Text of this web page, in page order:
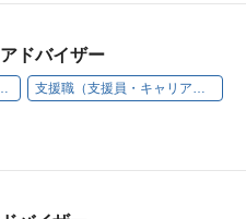
ドバイザー
・久留米・小倉・うきは） 支援職（支援員・キャリアアドバイザー）